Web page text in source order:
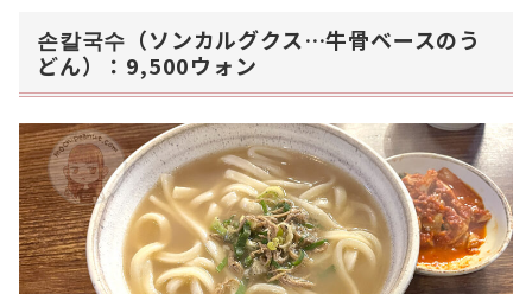
손칼국수（ソンカルグクス…牛骨ベースのう
どん）：9,500ウォン